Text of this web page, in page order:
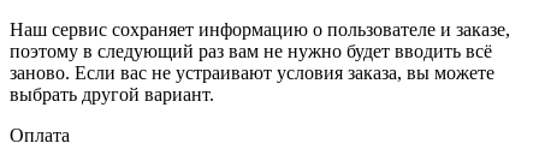
Наш сервис сохраняет информацию о пользователе и заказе,
поэтому в следующий раз вам не нужно будет вводить всё
заново. Если вас не устраивают условия заказа, вы можете
выбрать другой вариант.
Оплата